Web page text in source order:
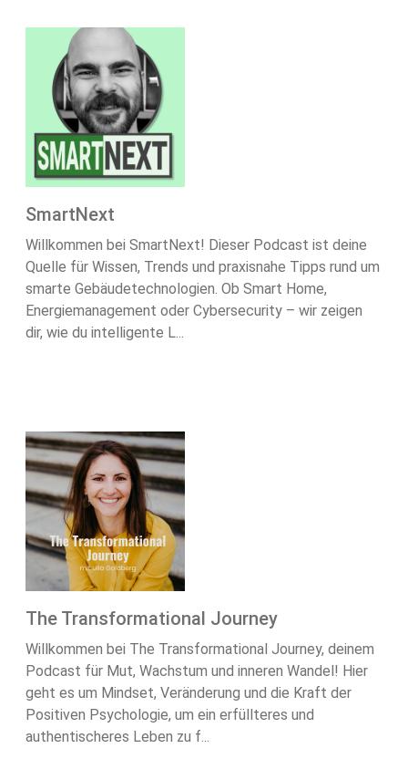
SmartNext
Willkommen bei SmartNext! Dieser Podcast ist deine
Quelle für Wissen, Trends und praxisnahe Tipps rund um
smarte Gebäudetechnologien. Ob Smart Home,
Energiemanagement oder Cybersecurity – wir zeigen
dir, wie du intelligente L...
The Transformational Journey
Willkommen bei The Transformational Journey, deinem
Podcast für Mut, Wachstum und inneren Wandel! Hier
geht es um Mindset, Veränderung und die Kraft der
Positiven Psychologie, um ein erfüllteres und
authentischeres Leben zu f...